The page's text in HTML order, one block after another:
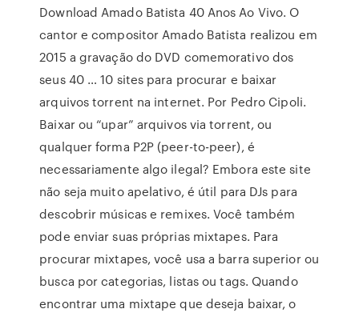
Download Amado Batista 40 Anos Ao Vivo. O
cantor e compositor Amado Batista realizou em
2015 a gravação do DVD comemorativo dos
seus 40 … 10 sites para procurar e baixar
arquivos torrent na internet. Por Pedro Cipoli.
Baixar ou “upar” arquivos via torrent, ou
qualquer forma P2P (peer-to-peer), é
necessariamente algo ilegal? Embora este site
não seja muito apelativo, é útil para DJs para
descobrir músicas e remixes. Você também
pode enviar suas próprias mixtapes. Para
procurar mixtapes, você usa a barra superior ou
busca por categorias, listas ou tags. Quando
encontrar uma mixtape que deseja baixar, o